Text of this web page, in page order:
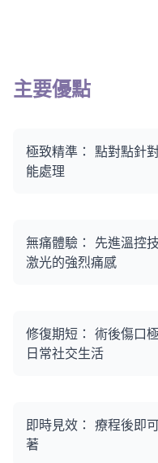
主要優點
極致精準： 點對點針
能處理
無痛體驗： 先進溫控
激光的強烈痛感
修復期短： 術後傷口
日常社交生活
即時見效： 療程後即
著